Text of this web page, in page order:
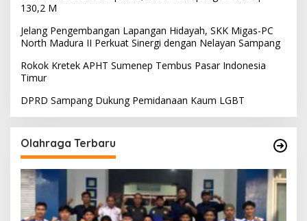
130,2 M
Jelang Pengembangan Lapangan Hidayah, SKK Migas-PC
North Madura II Perkuat Sinergi dengan Nelayan Sampang
Rokok Kretek APHT Sumenep Tembus Pasar Indonesia
Timur
DPRD Sampang Dukung Pemidanaan Kaum LGBT
Olahraga Terbaru